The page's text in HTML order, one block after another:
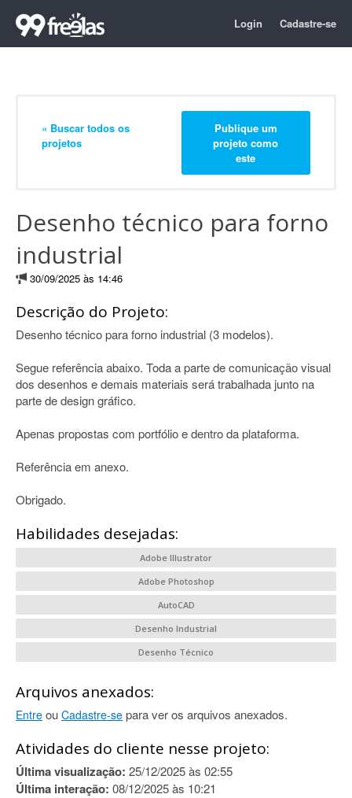
Login Cadastre-se
« Buscar todos os
projetos
Publique um
projeto como
este
Desenho técnico para forno
industrial
30/09/2025 às 14:46
Descrição do Projeto:
Desenho técnico para forno industrial (3 modelos).
Segue referência abaixo. Toda a parte de comunicação visual
dos desenhos e demais materiais será trabalhada junto na
parte de design gráfico.
Apenas propostas com portfólio e dentro da plataforma.
Referência em anexo.
Obrigado.
Habilidades desejadas:
Adobe Illustrator
Adobe Photoshop
AutoCAD
Desenho Industrial
Desenho Técnico
Arquivos anexados:
Entre ou Cadastre-se para ver os arquivos anexados.
Atividades do cliente nesse projeto:
Última visualização: 25/12/2025 às 02:55
Última interação: 08/12/2025 às 10:21